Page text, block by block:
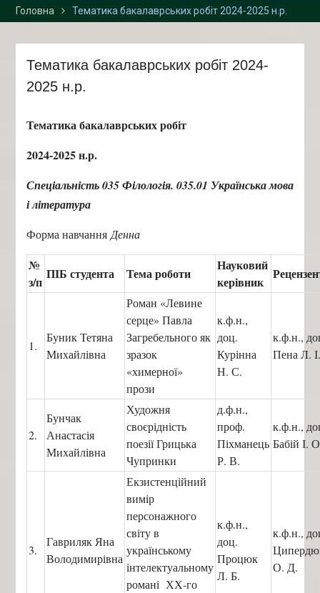
2026 р. у «Просторі
інноваційних креацій
університеті імені Василя
Стефаника
Головна Тематика бакалаврських робіт 2024-2025 н.р.
Тематика бакалаврських робіт 2024-
2025 н.р.
Тематика бакалаврських робіт
2024-2025 н.р.
Спеціальність 035 Філологія. 035.01 Українська мова
і література
Форма навчання Денна
№
з/п
ПІБ студента Тема роботи
Науковий
керівник
1.
Буник Тетяна
Михайлівна
Роман «Левине
серце» Павла
Загребельного як
зразок
«химерної»
прози
к.ф.н.,
доц.
Курінна
Н. С.
к.ф.н.,
Пена Л. І.
2.
Бунчак
Анастасія
Михайлівна
Художня
своєрідність
поезії Грицька
Чупринки
д.ф.н.,
проф.
Піхманець
Р. В.
к.ф.н.,
Бабій І.
3.
Гавриляк Яна
Володимирівна
Екзистенційний
вимір
персонажного
світу в
українському
інтелектуальному
романі ХХ-го
к.ф.н.,
доц.
Процюк
Л. Б.
к.ф.н.,
О. Д.